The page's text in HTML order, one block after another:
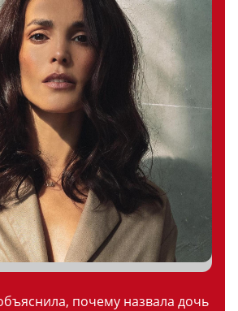
почему назвала дочь